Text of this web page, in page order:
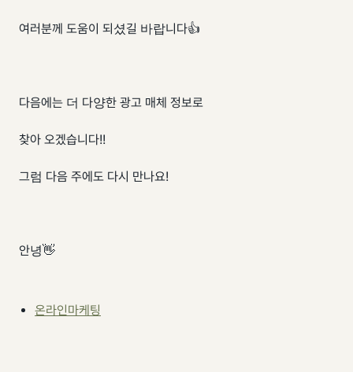
여러분께 도움이 되셨길 바랍니다👍
다음에는 더 다양한 광고 매체 정보로
찾아 오겠습니다!!
그럼 다음 주에도 다시 만나요!
안녕👋
온라인마케팅